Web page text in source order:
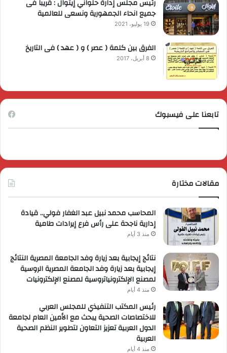
رئيس مجلس إدارة حلواني إيتوال : قريبا فى
جميع انحاء الجمهورية ونسعى للعالمية
19 يوليو، 2021
الفرق بين كلمة ( عصر ) و ( عهد ) فى التاريخ
8 أبريل، 2017
تابعنا على فيسبوك
مقالات مختارة
المحاسب محمد نبيل عبد الغفار فولي.. قيادة
إدارية ناجحة على رأس فرع إيرادات طامية
منذ 3 أيام
نتائج إيجابية بعد زيارة وفد الجامعة المصرية النتائج
إيجابية بعد زيارة وفد الجامعة المصرية الروسية
لمصنع الإلكترونياتروسية لمصنع الإلكترونيات
منذ 4 أيام
رئيس المكتب التنفيذي للمجلس العربي
للاختصاصات الصحية يبحث مع الأمين العام لجامعة
الدول العربية تعزيز التعاون لتطوير النظم الصحية
العربية
منذ 4 أيام